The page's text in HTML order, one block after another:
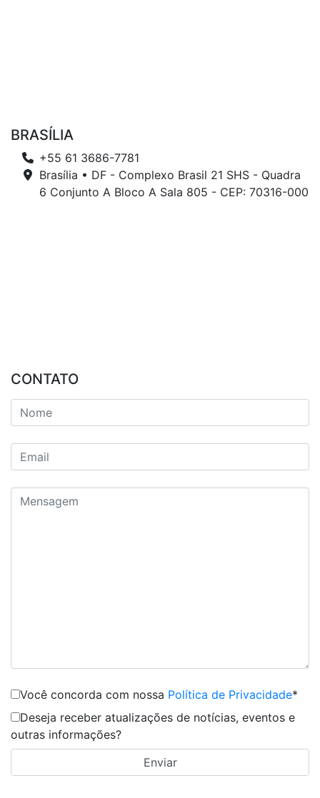
BRASÍLIA
+55 61 3686-7781
Brasília • DF - Complexo Brasil 21 SHS - Quadra
6 Conjunto A Bloco A Sala 805 - CEP: 70316-000
CONTATO
Você concorda com nossa Política de Privacidade*
Deseja receber atualizações de notícias, eventos e
outras informações?